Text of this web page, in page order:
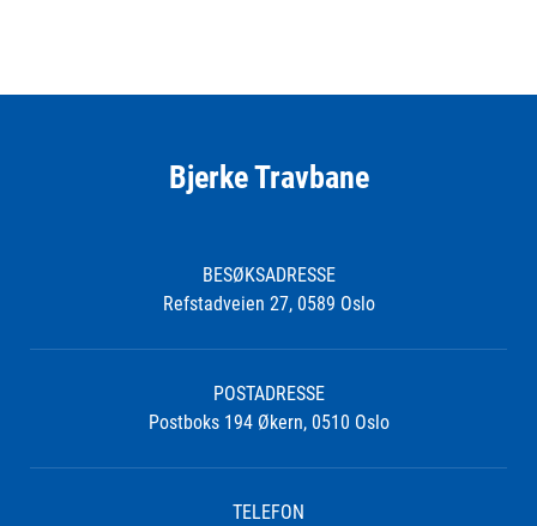
Bjerke Travbane
BESØKSADRESSE
Refstadveien 27, 0589 Oslo
POSTADRESSE
Postboks 194 Økern, 0510 Oslo
TELEFON